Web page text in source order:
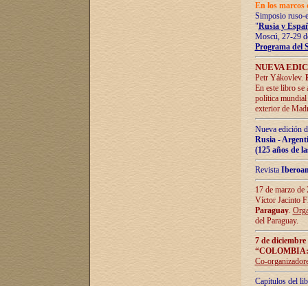
En los marcos
Simposio ruso-
"Rusia y
Moscú, 27-29
Programa del
NUEVA
Petr Yákovlev.
En este libro se
política mundial
exterior de
Nueva edición
Rusia -
(125 años de
Revista
17 de marzo
Víctor Jacinto
Paraguay.
del Paraguay.
7 de
Co-
Capítulos del